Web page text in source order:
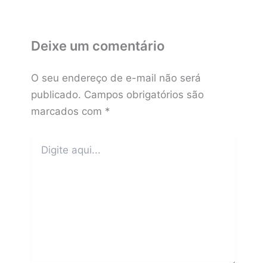
Deixe um comentário
O seu endereço de e-mail não será
publicado. Campos obrigatórios são
marcados com *
aqui...